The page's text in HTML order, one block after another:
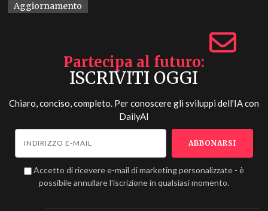
Aggiornamento
Partecipa al futuro
ISCRIVITI OGGI
Chiaro, conciso, completo. Per conoscere gli sviluppi dell'IA con
DailyAI
Accetto di ricevere e-mail di marketing personalizzate - è
possibile annullare l'iscrizione in qualsiasi momento.